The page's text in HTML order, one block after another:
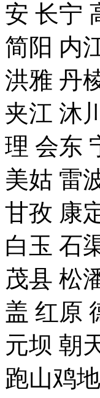
安 长宁
简阳 内
洪雅 丹
夹江 沐
理 会东
美姑 雷
甘孜 康
白玉 石
茂县 松
盖 红原
元坝 朝
跑山鸡